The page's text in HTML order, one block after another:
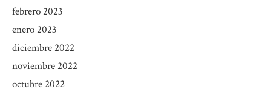
febrero 2023
enero 2023
diciembre 2022
noviembre 2022
octubre 2022